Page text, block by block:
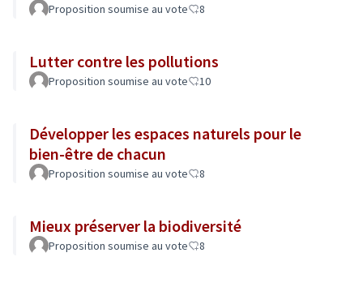
Proposition soumise au vote 8
Lutter contre les pollutions
Proposition soumise au vote 10
Développer les espaces naturels pour le
bien-être de chacun
Proposition soumise au vote 8
Mieux préserver la biodiversité
Proposition soumise au vote 8